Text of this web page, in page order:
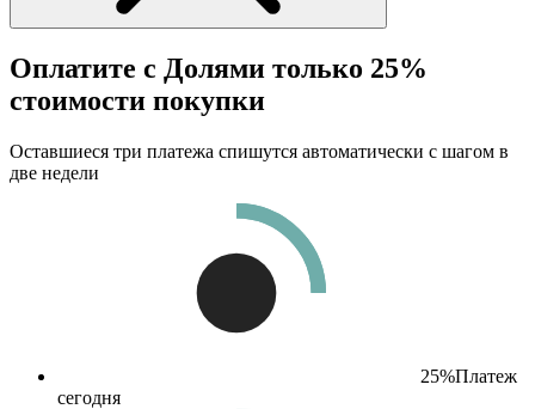
Оплатите с Долями только 25%
стоимости покупки
Оставшиеся три платежа спишутся автоматически с шагом в
две недели
25%Платеж
сегодня